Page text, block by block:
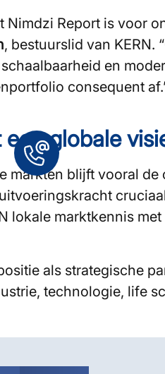
Nimdzi Report is voor
, bestuurslid van KERN.
en
consequent
globale
markten blijft vooral
lokale marktkennis
als strategische
technologie, life